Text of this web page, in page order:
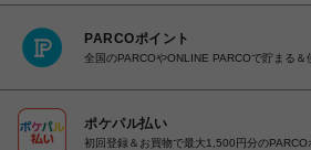
PARCOポイント
全国のPARCOやONLINE PARCOで貯まる＆
ポケパル払い
初回登録＆お買物で最大1,500円分のPARCO